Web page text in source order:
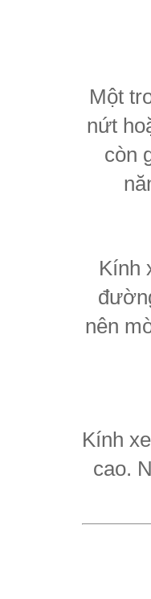
Một
nứt
còn
Kính
nên
Kính
cao.